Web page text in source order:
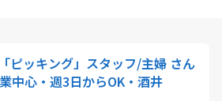
ピッキング」スタッフ/主婦 さん
中心・週3日からOK・酒井